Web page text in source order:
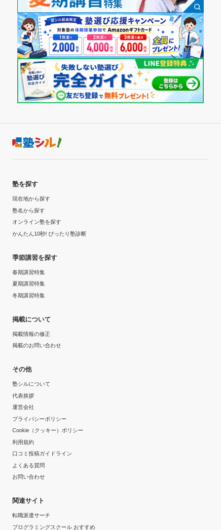
塾を探す
現在地から探す
塾名から探す
オンライン塾を探す
かんたん10秒! ぴったり塾診断
季節講習を探す
春期講習特集
夏期講習特集
冬期講習特集
掲載について
掲載情報の修正
掲載のお問い合わせ
その他
塾シルについて
代表挨拶
運営会社
プライバシーポリシー
Cookie（クッキー）ポリシー
利用規約
口コミ投稿ガイドライン
よくある質問
お問い合わせ
関連サイト
転職派遣サーチ
プログラミングスクール おすすめ